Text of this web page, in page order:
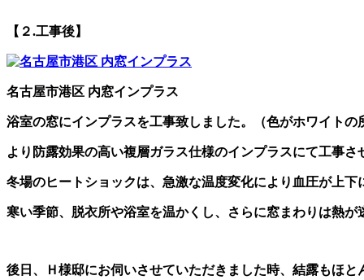
【２.工事後】
名古屋市港区 内窓インプラス
浴室の窓にインプラスを工事致しました。（色がホワイトの
より防露効果の高い複層ガラス仕様のインプラスにて工事さ
冬場のヒートショックは、急激な温度変化により血圧が上
寒い季節、脱衣所や浴室を温かくし、さらに窓まわりは熱
後日、Ｈ様邸にお伺いさせていただきました時、結露もほ